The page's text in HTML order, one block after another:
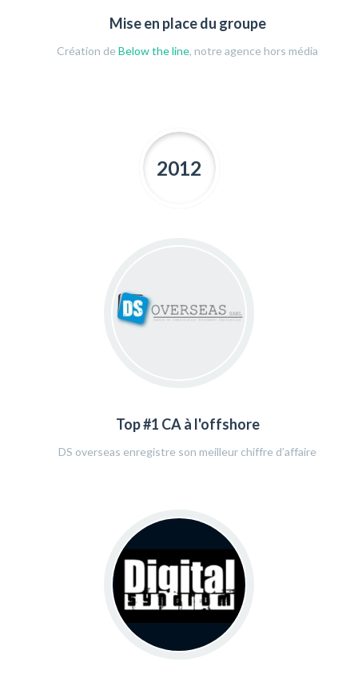
Mise en place du groupe
Création de Below the line, notre agence hors média
2012
Top #1 CA à l'offshore
DS overseas enregistre son meilleur chiffre d’affaire